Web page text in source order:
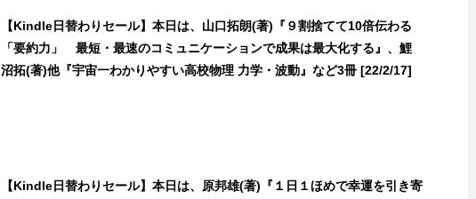
【Kindle日替わりセール】本日は、山口拓朗(著)『９割捨てて10倍伝わる
「要約力」 最短・最速のコミュニケーションで成果は最大化する』、鯉
沼拓(著)他『宇宙一わかりやすい高校物理 力学・波動』など3冊 [22/2/17]
【Kindle日替わりセール】本日は、原邦雄(著)『１日１ほめで幸運を引き寄